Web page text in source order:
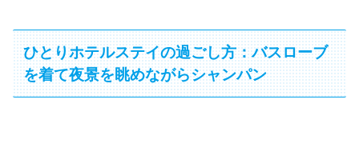
ひとりホテルステイの過ごし方：バスローブ
を着て夜景を眺めながらシャンパン